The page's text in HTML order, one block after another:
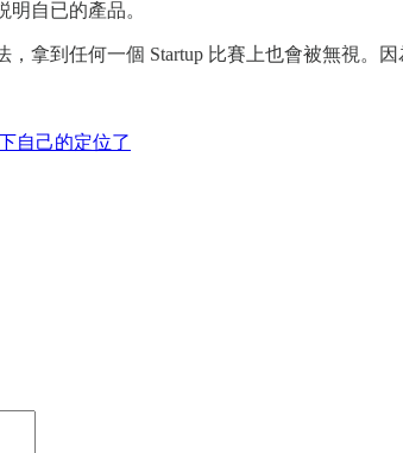
明自已的產品。
拿到任何一個 Startup 比賽上也會被無視。因
自己的定位了